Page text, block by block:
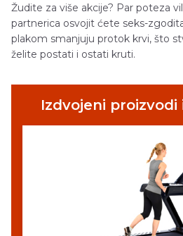
Žudite za više akcije? Par poteza
partnerica osvojit ćete seks-
plakom smanjuju protok krvi, što
želite postati i ostati kruti.
Izdvojeni proizvodi